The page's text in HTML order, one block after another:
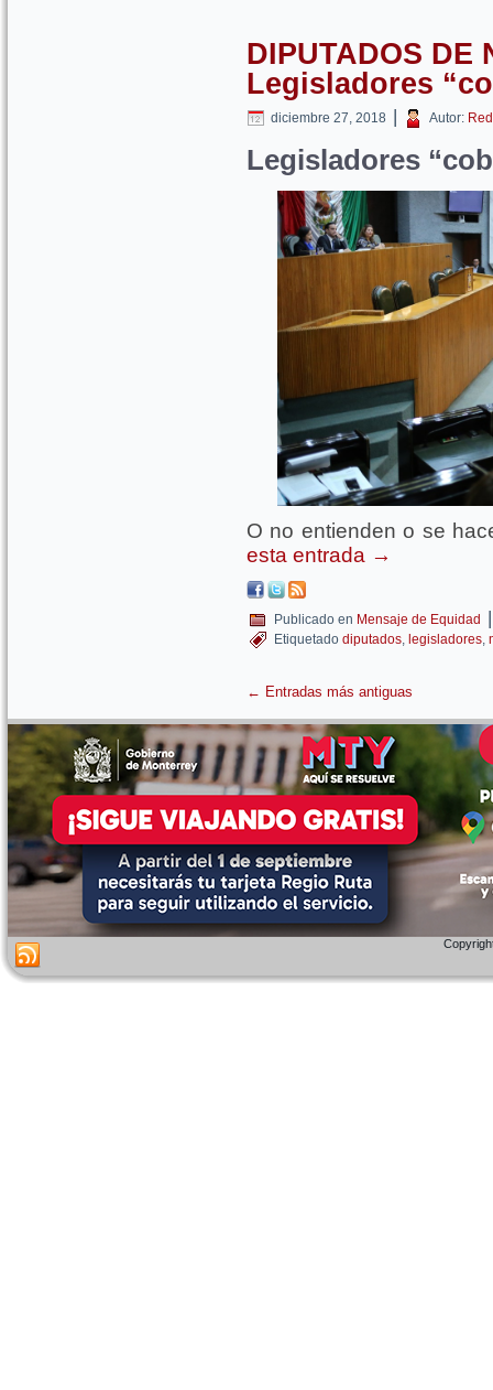
DIPUTADOS DE
Legisladores
diciembre 27, 2018 | Autor:
Legisladores
O no entienden o se
esta entrada →
Publicado en Mensaje de Equidad |
Etiquetado diputados legisladores
← Entradas más antiguas